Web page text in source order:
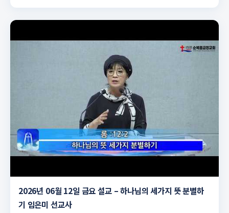
▶
2026년 06월 12일 금요 설교 – 하나님의 세가지 뜻 분별하
기 임은미 선교사